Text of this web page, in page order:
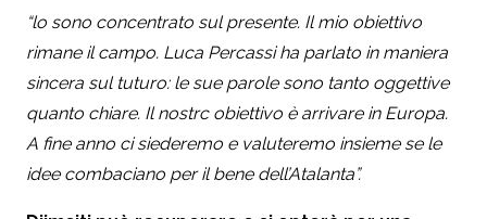
“lo sono concentrato sul presente. Il mio obiettivo
rimane il campo. Luca Percassi ha parlato in maniera
sincera sul tuturo: le sue parole sono tanto oggettive
quanto chiare. Il nostrc obiettivo è arrivare in Europa.
A fine anno ci siederemo e valuteremo insieme se le
idee combaciano per il bene dell’Atalanta”.